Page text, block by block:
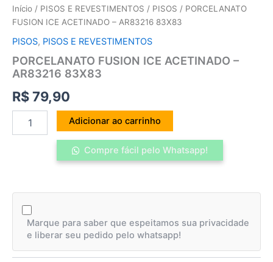
Início / PISOS E REVESTIMENTOS / PISOS / PORCELANATO
FUSION ICE ACETINADO – AR83216 83X83
PISOS, PISOS E REVESTIMENTOS
PORCELANATO FUSION ICE ACETINADO –
AR83216 83X83
R$79,90
Adicionar ao carrinho
Compre fácil pelo Whatsapp!
Marque para saber que espeitamos sua privacidade
e liberar seu pedido pelo whatsapp!